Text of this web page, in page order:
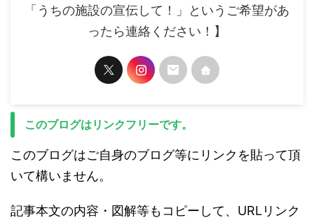
「うちの施設の宣伝して！」というご希望があ
ったら連絡ください！】
このブログはリンクフリーです。
このブログはご自身のブログ等にリンクを貼って頂
いて構いません。
記事本文の内容・図解等もコピーして、URLリンク